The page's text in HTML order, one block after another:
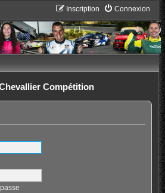
Connexion
Inscription
Compétition